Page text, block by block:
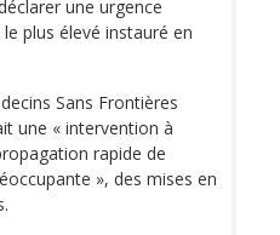
une urgence
plus élevé instauré en
Sans Frontières
une « intervention à
rapide de
», des mises en